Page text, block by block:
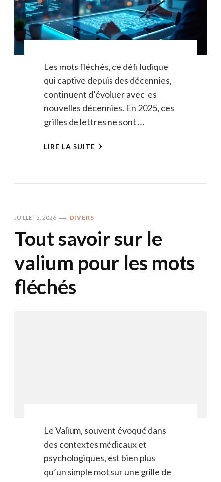
Les mots fléchés, ce défi ludique
qui captive depuis des décennies,
continuent d’évoluer avec les
nouvelles décennies. En 2025, ces
grilles de lettres ne sont …
LIRE LA SUITE
JUILLET 5, 2026 DIVERS
Tout savoir sur le
valium pour les mots
fléchés
Le Valium, souvent évoqué dans
des contextes médicaux et
psychologiques, est bien plus
qu’un simple mot sur une grille de